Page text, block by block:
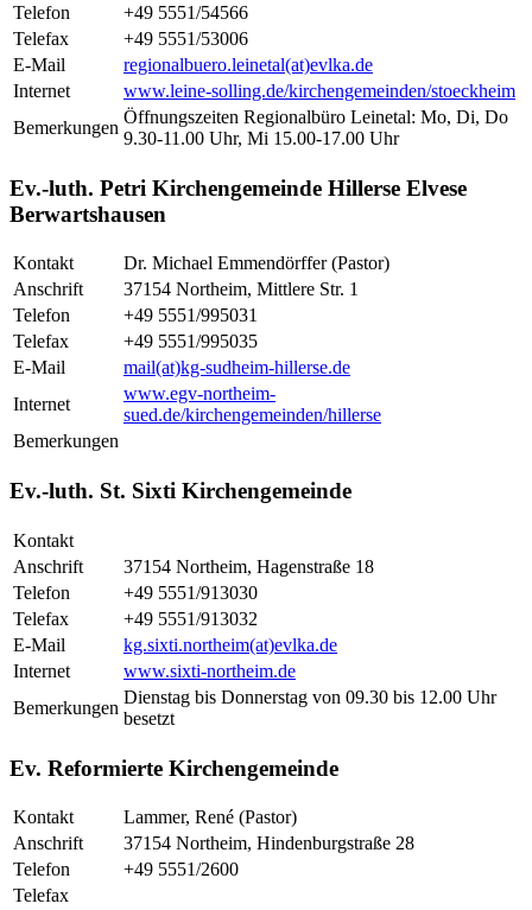
Telefon
+49 5551/54566
Telefax
+49 5551/53006
E-Mail
regionalbuero.leinetal(at)evlka.de
Internet
www.leine-solling.de/kirchengemeinden/stoeckheim
Bemerkungen
Öffnungszeiten Regionalbüro Leinetal: Mo, Di, Do
9.30-11.00 Uhr, Mi 15.00-17.00 Uhr
Ev.-luth. Petri Kirchengemeinde Hillerse Elvese
Berwartshausen
Kontakt
Dr. Michael Emmendörffer (Pastor)
Anschrift
37154 Northeim, Mittlere Str. 1
Telefon
+49 5551/995031
Telefax
+49 5551/995035
E-Mail
mail(at)kg-sudheim-hillerse.de
Internet
www.egv-northeim-
sued.de/kirchengemeinden/hillerse
Bemerkungen
Ev.-luth. St. Sixti Kirchengemeinde
Kontakt
Anschrift
37154 Northeim, Hagenstraße 18
Telefon
+49 5551/913030
Telefax
+49 5551/913032
E-Mail
kg.sixti.northeim(at)evlka.de
Internet
www.sixti-northeim.de
Bemerkungen
Dienstag bis Donnerstag von 09.30 bis 12.00 Uhr
besetzt
Ev. Reformierte Kirchengemeinde
Kontakt
Lammer, René (Pastor)
Anschrift
37154 Northeim, Hindenburgstraße 28
Telefon
+49 5551/2600
Telefax